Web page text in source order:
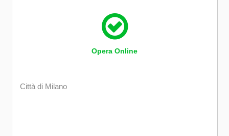
Opera Online
Città di Milano